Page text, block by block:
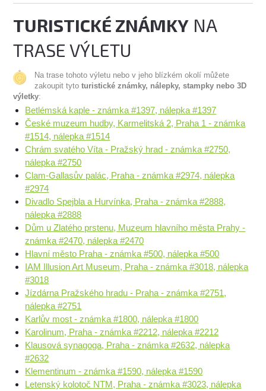
TURISTICKÉ ZNÁMKY NA
TRASE VÝLETU
Na trase tohoto výletu nebo v jeho blízkém okolí můžete
zakoupit tytoturistické známky, nálepky, stampky nebo 3D
výletky:
Betlémská kaple - známka #1397, nálepka #1397
České muzeum hudby, Karmelitská 2, Praha 1 - známka
#1514, nálepka #1514
Chrám svatého Víta - Pražský hrad - známka #2750,
nálepka #2750
Clam-Gallasův palác, Praha - známka #2974, nálepka
#2974
Divadlo Spejbla a Hurvínka, Praha - známka #2888,
nálepka #2888
Dům u Zlatého prstenu, Muzeum hlavního města Prahy -
známka #2470, nálepka #2470
Hlavní město Praha - známka #500, nálepka #500
IAM Illusion Art Museum, Praha - známka #3018, nálepka
#3018
Jízdárna Pražského hradu - Praha - známka #2751,
nálepka #2751
Karlův most - známka #1800, nálepka #1800
Karolinum, Praha - známka #2212, nálepka #2212
Klausová synagoga, Praha - známka #2632, nálepka
#2632
Klementinum - známka #1590, nálepka #1590
Letenský kolotoč NTM, Praha - známka #3023, nálepka